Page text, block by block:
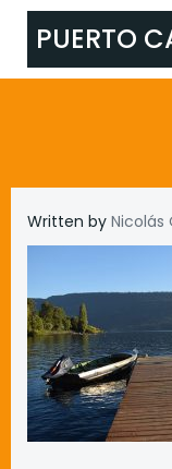
PUERTO
Written by Nicolás